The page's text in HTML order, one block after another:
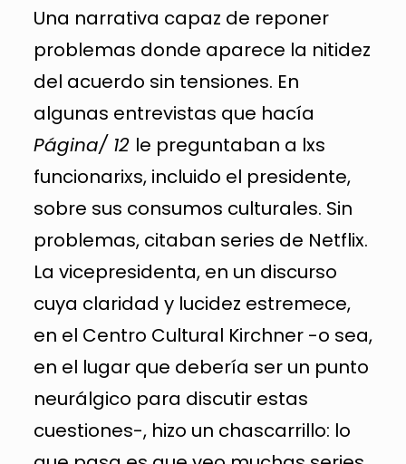
Una narrativa capaz de reponer
problemas donde aparece la nitidez
del acuerdo sin tensiones. En
algunas entrevistas que hacía
Página/ 12 le preguntaban a lxs
funcionarixs, incluido el presidente,
sobre sus consumos culturales. Sin
problemas, citaban series de Netflix.
La vicepresidenta, en un discurso
cuya claridad y lucidez estremece,
en el Centro Cultural Kirchner -o sea,
en el lugar que debería ser un punto
neurálgico para discutir estas
cuestiones-, hizo un chascarrillo: lo